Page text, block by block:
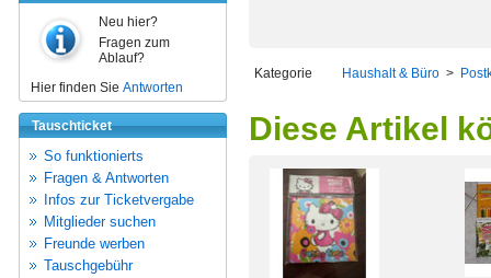
Neu hier?
Fragen zum
Ablauf?
Hier finden Sie Antworten
Tauschticket
So funktionierts
Fragen & Antworten
Infos zur Ticketvergabe
Mitglieder suchen
Freunde werben
Tauschgebühr
Kategorie Haushalt & Büro >
Diese Artikel